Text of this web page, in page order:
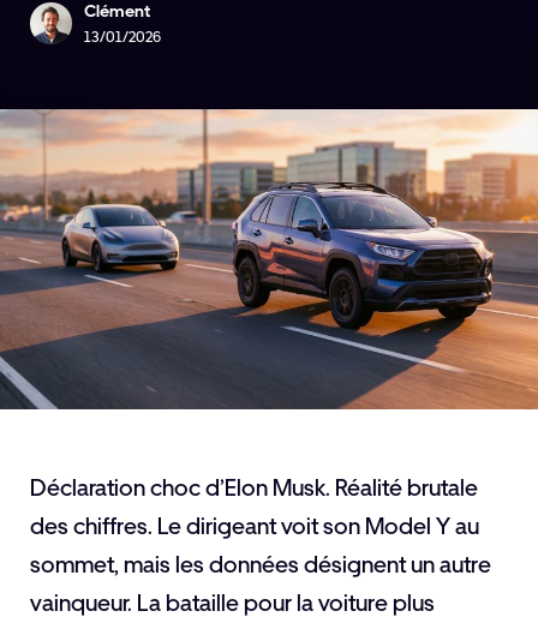
Clément
13/01/2026
Déclaration choc d’Elon Musk. Réalité brutale
des chiffres. Le dirigeant voit son Model Y au
sommet, mais les données désignent un autre
vainqueur. La bataille pour la voiture plus